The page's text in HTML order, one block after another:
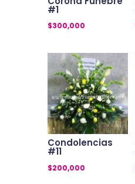
#1
$300,000
Condolencias
#11
$200,000